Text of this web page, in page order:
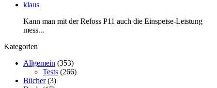
klaus
Kann man mit der Refoss P11 auch die Einspeise-Leistung
mess...
Kategorien
Allgemein (353)
Tests (266)
Bücher(3)